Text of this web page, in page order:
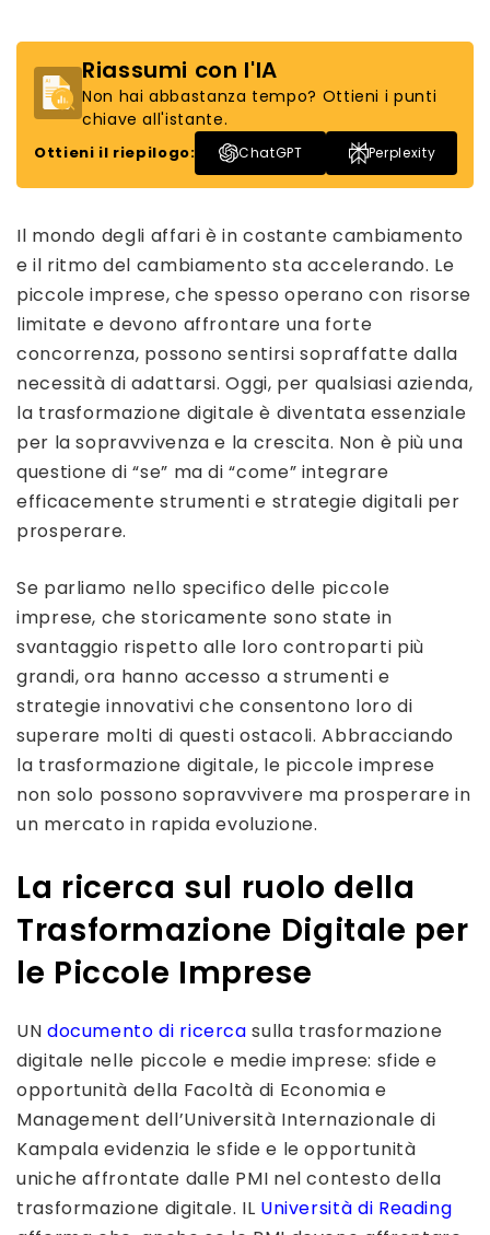
Riassumi con l'IA
Non hai abbastanza tempo? Ottieni i punti
chiave all'istante.
Ottieni il riepilogo: ChatGPT Perplexity
Il mondo degli affari è in costante cambiamento
e il ritmo del cambiamento sta accelerando. Le
piccole imprese, che spesso operano con risorse
limitate e devono affrontare una forte
concorrenza, possono sentirsi sopraffatte dalla
necessità di adattarsi. Oggi, per qualsiasi azienda,
la trasformazione digitale è diventata essenziale
per la sopravvivenza e la crescita. Non è più una
questione di “se” ma di “come” integrare
efficacemente strumenti e strategie digitali per
prosperare.
Se parliamo nello specifico delle piccole
imprese, che storicamente sono state in
svantaggio rispetto alle loro controparti più
grandi, ora hanno accesso a strumenti e
strategie innovativi che consentono loro di
superare molti di questi ostacoli. Abbracciando
la trasformazione digitale, le piccole imprese
non solo possono sopravvivere ma prosperare in
un mercato in rapida evoluzione.
La ricerca sul ruolo della
Trasformazione Digitale per
le Piccole Imprese
UN documento di ricerca sulla trasformazione
digitale nelle piccole e medie imprese: sfide e
opportunità della Facoltà di Economia e
Management dell’Università Internazionale di
Kampala evidenzia le sfide e le opportunità
uniche affrontate dalle PMI nel contesto della
trasformazione digitale. IL Università di Reading